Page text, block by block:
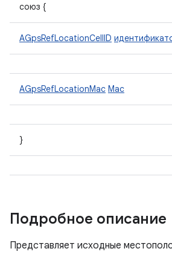
союз {
AGpsRefLocationCellID
AGpsRefLocationMac Mac
}
Подробное описание
Представляет исходные